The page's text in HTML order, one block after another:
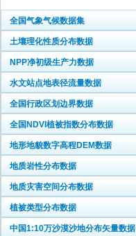
全国气象气候数据集
土壤理化性质分布数据
NPP净初级生产力数据
水文站点地表径流量数据
全国行政区划边界数据
全国NDVI植被指数分布数据
地形地貌数字高程DEM数据
地质岩性分布数据
地质灾害空间分布数据
植被类型分布数据
中国1:10万沙漠沙地分布矢量数据